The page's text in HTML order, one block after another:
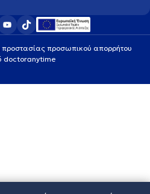
προστασίας προσωπικού απορρήτου
doctoranytime